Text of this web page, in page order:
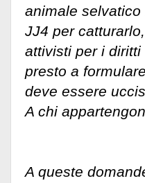
animale
JJ4 per
attivisti per i
presto a
deve essere
A chi
A queste